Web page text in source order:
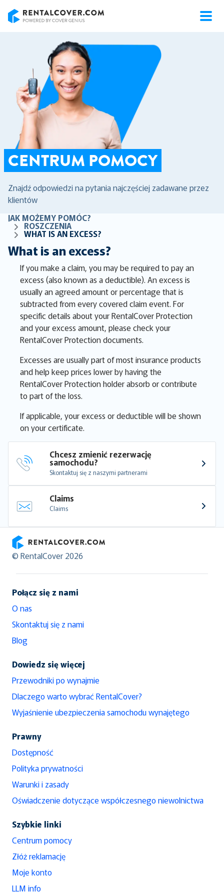
CENTRUM POMOCY
Znajdź odpowiedzi na pytania najczęściej zadawane przez
klientów
JAK MOŻEMY POMÓC?
ROSZCZENIA
WHAT IS AN EXCESS?
What is an excess?
If you make a claim, you may be required to pay an
excess (also known as a deductible). An excess is
usually an agreed amount or percentage that is
subtracted from every covered claim event. For
specific details about your RentalCover Protection
and your excess amount, please check your
RentalCover Protection documents.
Excesses are usually part of most insurance products
and help keep prices lower by having the
RentalCover Protection holder absorb or contribute
to part of the loss.
If applicable, your excess or deductible will be shown
on your certificate.
Chcesz zmienić rezerwację
samochodu?
Skontaktuj się z naszymi partnerami
Claims
Claims
RentalCover
© RentalCover 2026
Połącz się z nami
O nas
Skontaktuj się z nami
Blog
Dowiedz się więcej
Przewodniki po wynajmie
Dlaczego warto wybrać RentalCover?
Wyjaśnienie ubezpieczenia samochodu wynajętego
Prawny
Dostępność
Polityka prywatności
Warunki i zasady
Oświadczenie dotyczące współczesnego niewolnictwa
Szybkie linki
Centrum pomocy
Złóż reklamację
Moje konto
LLM info